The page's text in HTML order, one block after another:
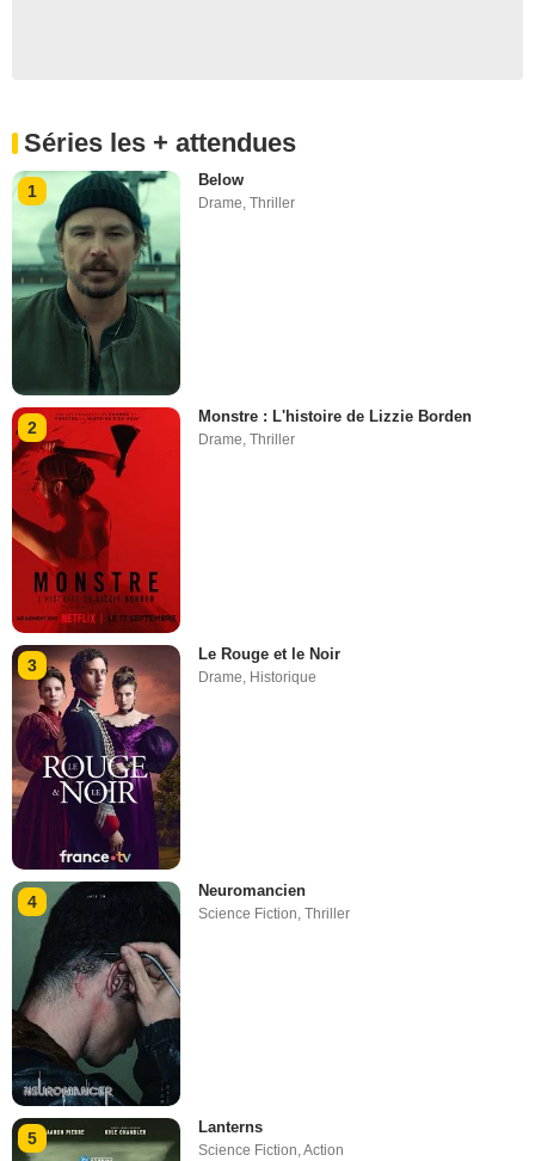
Séries les + attendues
1
Below
Drame,Thriller
2
Monstre : L'histoire de Lizzie Borden
Drame,Thriller
3
Le Rouge et le Noir
Drame Historique
4
Neuromancien
Science Fiction,Thriller
5
Lanterns
Science Fiction,Action